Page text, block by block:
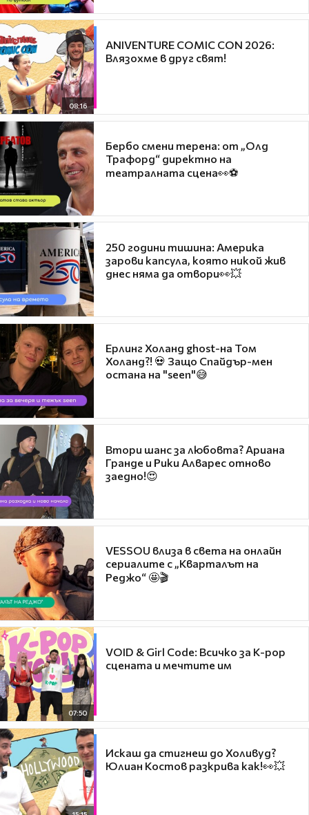
08:16
ANIVENTURE COMIC CON 2026:
Влязохме в друг свят!
Бербо смени терена: от „Олд
Трафорд“ директно на
театралната сцена👀⚽
250 години тишина: Америка
зарови капсула, която никой жив
днес няма да отвори👀💥
Ерлинг Холанд ghost-на Том
Холанд?! 💀 Защо Спайдър-мен
остана на "seen"😅
Втори шанс за любовта? Ариана
Гранде и Рики Алварес отново
заедно!😍
VESSOU влиза в света на онлайн
сериалите с „Кварталът на
Реджо“ 🤩🎬
07:50
VOID & Girl Code: Всичко за K-pop
сцената и мечтите им
Искаш да стигнеш до Холивуд?
Юлиан Костов разкрива как!👀💥